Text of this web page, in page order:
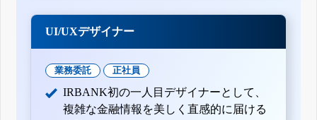
UI/UXデザイナー
業務委託 正社員
IRBANK初の一人目デザイナーとして、
複雑な金融情報を美しく直感的に届ける